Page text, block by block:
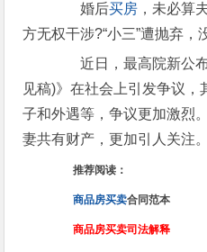
婚后买房 ，未必算
方无权干涉?“小三”遭抛弃
近日，最高院新公布
见稿)》在社会上引发争议
子和外遇等，争议更加激烈
妻共有财产，更加引人关注。
推荐阅读：
商品房买卖合同范本
商品房买卖司法解释